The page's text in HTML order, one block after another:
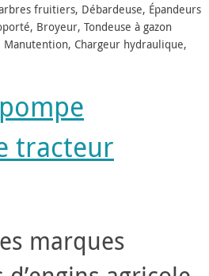
fruitiers, Débardeuse, Épandeurs
Broyeur, Tondeuse à gazon
Manutention, Chargeur hydraulique,
tracteur
marques